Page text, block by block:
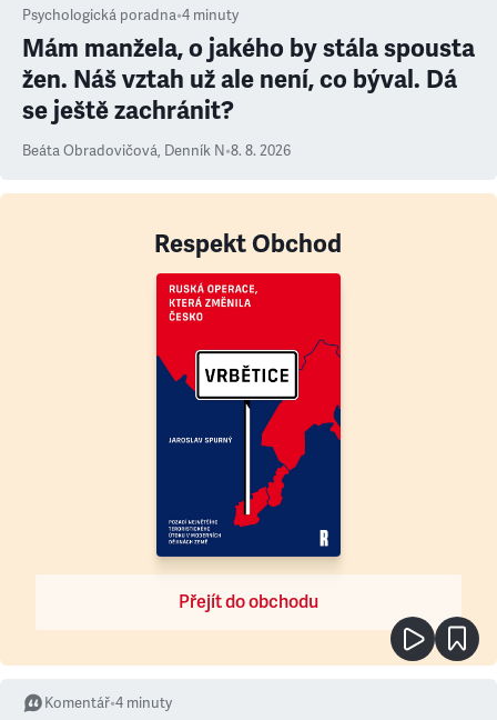
Psychologická poradna•4 minuty
Mám manžela, o jakého by stála spousta
žen. Náš vztah už ale není, co býval. Dá
se ještě zachránit?
Beáta Obradovičová, Denník N•8. 8. 2026
Respekt Obchod
Přejít do obchodu
Komentář•4 minuty